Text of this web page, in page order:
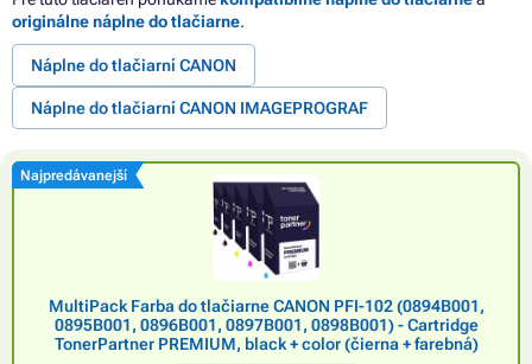
originálne náplne do tlačiarne.
Náplne do tlačiarní CANON
Náplne do tlačiarní CANON IMAGEPROGRAF
Najpredávanejší
MultiPack Farba do tlačiarne CANON PFI-102 (0894B001,
0895B001, 0896B001, 0897B001, 0898B001) - Cartridge
TonerPartner PREMIUM, black + color (čierna + farebná)